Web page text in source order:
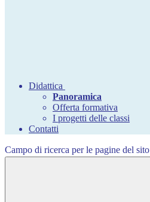
Didattica
Panoramica
Offerta formativa
I progetti delle classi
Contatti
Campo di ricerca per le pagine del sito